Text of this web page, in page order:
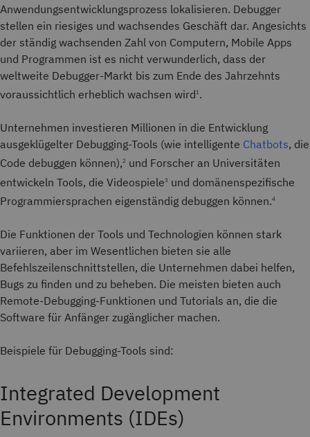
Anwendungsentwicklungsprozess lokalisieren. Debugger
stellen ein riesiges und wachsendes Geschäft dar. Angesichts
der ständig wachsenden Zahl von Computern, Mobile Apps
und Programmen ist es nicht verwunderlich, dass der
weltweite Debugger-Markt bis zum Ende des Jahrzehnts
voraussichtlich erheblich wachsen wird1.
Unternehmen investieren Millionen in die Entwicklung
ausgeklügelter Debugging-Tools (wie intelligente Chatbots, die
Code debuggen können),2 und Forscher an Universitäten
entwickeln Tools, die Videospiele 3 und domänenspezifische
Programmiersprachen eigenständig debuggen können.4
Die Funktionen der Tools und Technologien können stark
variieren, aber im Wesentlichen bieten sie alle
Befehlszeilenschnittstellen, die Unternehmen dabei helfen,
Bugs zu finden und zu beheben. Die meisten bieten auch
Remote-Debugging-Funktionen und Tutorials an, die die
Software für Anfänger zugänglicher machen.
Beispiele für Debugging-Tools sind:
Integrated Development
Environments (IDEs)